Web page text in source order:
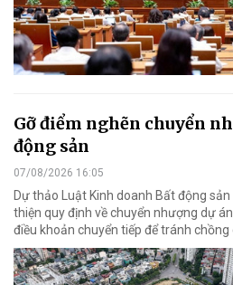
Gỡ điểm nghẽn chuyển
động sản
07/08/2026 16:05
Dự thảo Luật Kinh doanh Bất động
thiện quy định về chuyển nhượng dự
điều khoản chuyển tiếp để tránh chồng